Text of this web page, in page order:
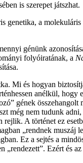
is szerepet játszhat.
genetika, a
génünk
folyóiratának, a
Mi és hogyan
anélkül, hogy
gének összehangolt
még nem tudunk
rejlik. A történet ez
„rendnek muszáj
Ez a sejtés a
„rendezett”. Ezért és